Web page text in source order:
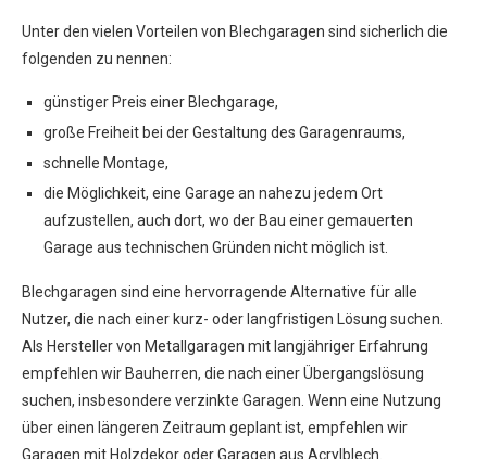
Unter den vielen Vorteilen von Blechgaragen sind sicherlich die
folgenden zu nennen:
günstiger Preis einer Blechgarage,
große Freiheit bei der Gestaltung des Garagenraums,
schnelle Montage,
die Möglichkeit, eine Garage an nahezu jedem Ort
aufzustellen, auch dort, wo der Bau einer gemauerten
Garage aus technischen Gründen nicht möglich ist.
Blechgaragen sind eine hervorragende Alternative für alle
Nutzer, die nach einer kurz- oder langfristigen Lösung suchen.
Als Hersteller von Metallgaragen mit langjähriger Erfahrung
empfehlen wir Bauherren, die nach einer Übergangslösung
suchen, insbesondere verzinkte Garagen. Wenn eine Nutzung
über einen längeren Zeitraum geplant ist, empfehlen wir
Garagen mit Holzdekor oder Garagen aus Acrylblech.